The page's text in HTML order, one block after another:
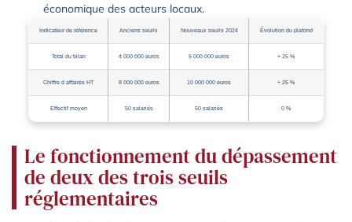
économique des acteurs locaux.
Indicateur de référence Anciens seuils Nouveaux seuils 2024 Évolution du plafond
Total du bilan 4 000 000 euros 5 000 000 euros + 25 %
Chiffre d affaires HT 8 000 000 euros 10 000 000 euros + 25 %
Effectif moyen 50 salariés 50 salariés 0 %
Le fonctionnement du dépassement
de deux des trois seuils
réglementaires